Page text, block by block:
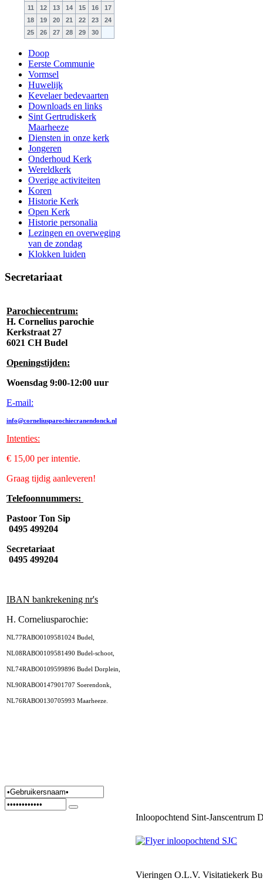
11
12 13 14 15 16
17
18
19 20 21 22 23
24
25
26 27 28 29 30
Doop
Eerste Communie
Vormsel
Huwelijk
Kevelaer bedevaarten
Downloads en links
Sint Gertrudiskerk
Maarheeze
Diensten in onze kerk
Jongeren
Onderhoud Kerk
Wereldkerk
Overige activiteiten
Koren
Historie Kerk
Open Kerk
Historie personalia
Lezingen en overweging
van de zondag
Klokken luiden
Secretariaat
Parochiecentrum:
H. Cornelius parochie
Kerkstraat 27
6021 CH Budel
Openingstijden:
Woensdag 9:00-12:00 uur
E-mail:
info@corneliusparochiecranendonck.nl
Intenties:
€ 15,00 per intentie.
Graag tijdig aanleveren!
Telefoonnummers:
Pastoor Ton Sip
0495 499204
Secretariaat
0495 499204
IBAN bankrekening nr's
H. Corneliusparochie:
NL77RABO0109581024 Budel,
NL08RABO0109581490 Budel-schoot,
NL74RABO0109599896 Budel Dorplein,
NL90RABO0147901707 Soerendonk,
NL76RABO0130705993 Maarheeze.
Inloopochtend Sint-Janscentrum
Vieringen O.L.V. Visitatiekerk